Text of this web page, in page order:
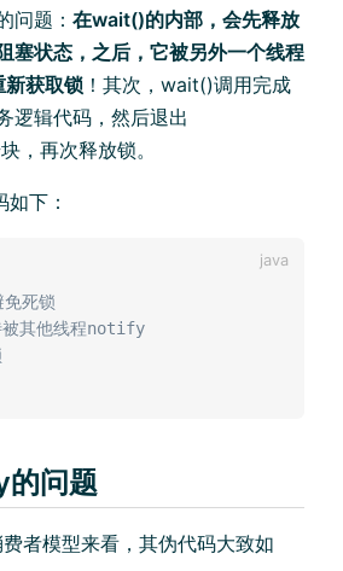
问题： 在wait()的内部，会先释放
塞状态，之后，它被另外一个线程
获取锁 ！其次，wait()调用完成
逻辑代码，然后退出
，再次释放锁。
下：
死锁
其他线程notify
问题
者模型来看，其伪代码大致如